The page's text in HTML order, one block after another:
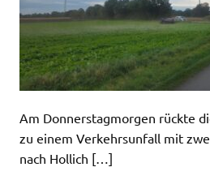
Am Donnerstagmorgen rückte
zu einem Verkehrsunfall mit
nach Hollich […]